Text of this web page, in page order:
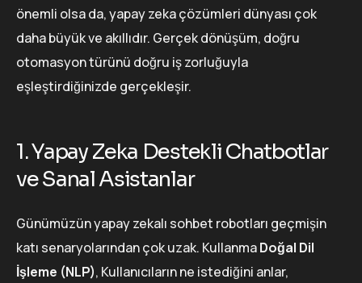
önemli olsa da, yapay zeka çözümleri dünyası çok
daha büyük ve akıllıdır. Gerçek dönüşüm, doğru
otomasyon türünü doğru iş zorluğuyla
eşleştirdiğinizde gerçekleşir.
1. Yapay Zeka Destekli Chatbotlar
ve Sanal Asistanlar
Günümüzün yapay zekalı sohbet robotları geçmişin
katı senaryolarından çok uzak. KullanmaDoğal Dil
İşleme (NLP), Kullanıcıların ne istediğini anlar,